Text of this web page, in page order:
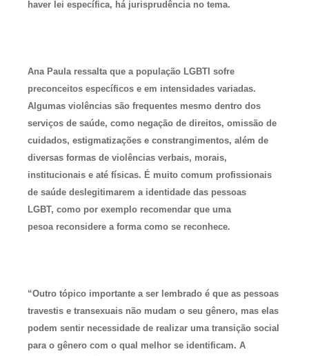
haver lei específica, há jurisprudência no tema.
Ana Paula ressalta que a população LGBTI sofre
preconceitos específicos e em intensidades variadas.
Algumas violências são frequentes mesmo dentro dos
serviços de saúde, como negação de direitos, omissão de
cuidados, estigmatizações e constrangimentos, além de
diversas formas de violências verbais, morais,
institucionais e até físicas. É muito comum profissionais
de saúde deslegitimarem a identidade das pessoas
LGBT, como por exemplo recomendar que uma
pesoa reconsidere a forma como se reconhece.
“Outro tópico importante a ser lembrado é que as pessoas
travestis e transexuais não mudam o seu gênero, mas elas
podem sentir necessidade de realizar uma transição social
para o gênero com o qual melhor se identificam. A